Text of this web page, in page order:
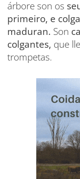
árbore son os
primeiro, e
maduran. Son
colgantes, que
trompetas.